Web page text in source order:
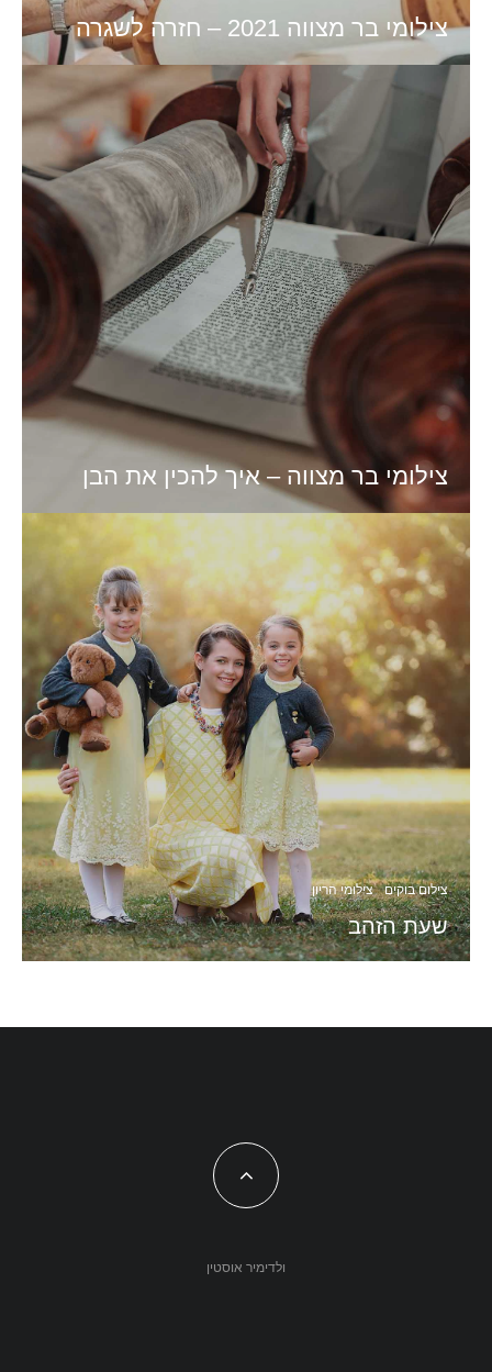
צילומי בר מצווה 2021 – חזרה לשגרה
צילומי בר מצווה – איך להכין את הבן
צילום בוקים צילומי הריון
שעת הזהב
ולדימיר אוסטין